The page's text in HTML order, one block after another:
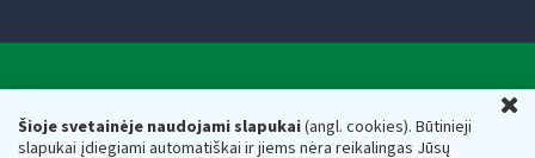
Šioje svetainėje naudojami slapukai(angl. cookies). Būtinieji
slapukai įdiegiami automatiškai ir jiems nėra reikalingas Jūsų
Valstybinė mokesčių inspekcija prie Lietuvos
Respublikos finansų ministerijos